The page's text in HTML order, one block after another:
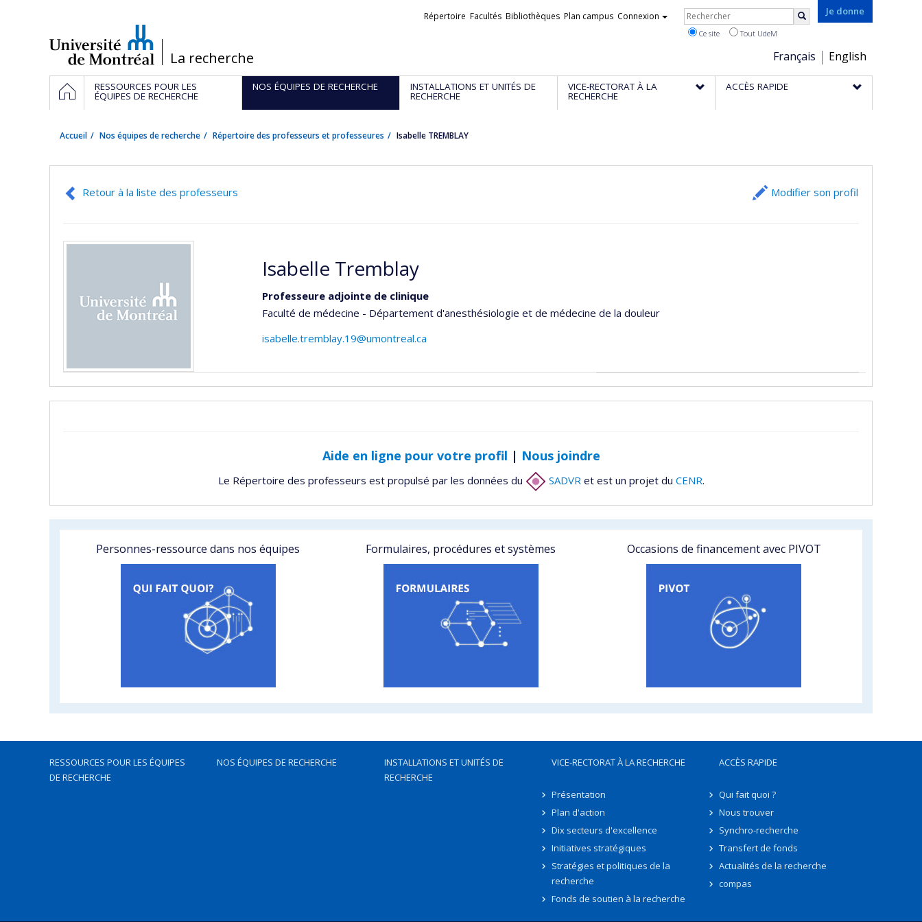
/La recherche
Je donne
Choix
de
la
Français English
Liens
Répertoire Facultés Bibliothèques Plan campus Connexion Rechercher
Ce site Tout UdeM
Navigation
principale
ACCUEILRESSOURCES POUR LES
ÉQUIPES DE RECHERCHE
NOS ÉQUIPES DE RECHERCHE INSTALLATIONS ET UNITÉS DE
RECHERCHE
VICE-RECTORAT À LA
RECHERCHE
ACCÈS RAPIDE
Accueil Nos équipes de recherche Répertoire des professeurs et professeures Isabelle TREMBLAY
Retour à la liste des professeurs Modifier son profil
Isabelle Tremblay
Professeure adjointe de clinique
Faculté de médecine - Département d'anesthésiologie et de médecine de la douleur
isabelle.tremblay.19@umontreal.ca
Aide en ligne pour votre profil | Nous joindre
Le Répertoire des professeurs est propulsé par les données du SADVR et est un projet du CENR.
Personnes-ressource dans nos équipes Formulaires, procédures et systèmes Occasions de financement avec PIVOT
RESSOURCES POUR LES ÉQUIPES
DE RECHERCHE
NOS ÉQUIPES DE RECHERCHE
INSTALLATIONS ET UNITÉS DE
RECHERCHE
VICE-RECTORAT À LA RECHERCHE
Présentation
Plan d'action
Dix secteurs d'excellence
Initiatives stratégiques
Stratégies et politiques de la
recherche
Fonds de soutien à la recherche
ACCÈS RAPIDE
Qui fait quoi ?
Nous trouver
Synchro-recherche
Transfert de fonds
Actualités de la recherche
compas